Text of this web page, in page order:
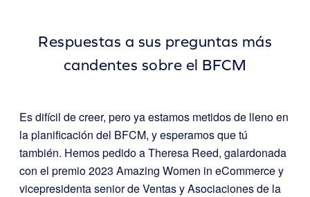
Respuestas a sus preguntas más
candentes sobre el BFCM
Es difícil de creer, pero ya estamos metidos de lleno en
la planificación del BFCM, y esperamos que tú
también. Hemos pedido a Theresa Reed, galardonada
con el premio 2023 Amazing Women in eCommerce y
vicepresidenta senior de Ventas y Asociaciones de la